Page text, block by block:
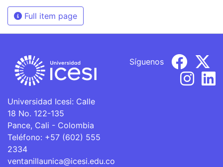
Full item page
Universidad Icesi: Calle
18 No. 122-135
Pance, Cali - Colombia
Teléfono: +57 (602) 555
2334
ventanillaunica@icesi.edu.co
Síguenos